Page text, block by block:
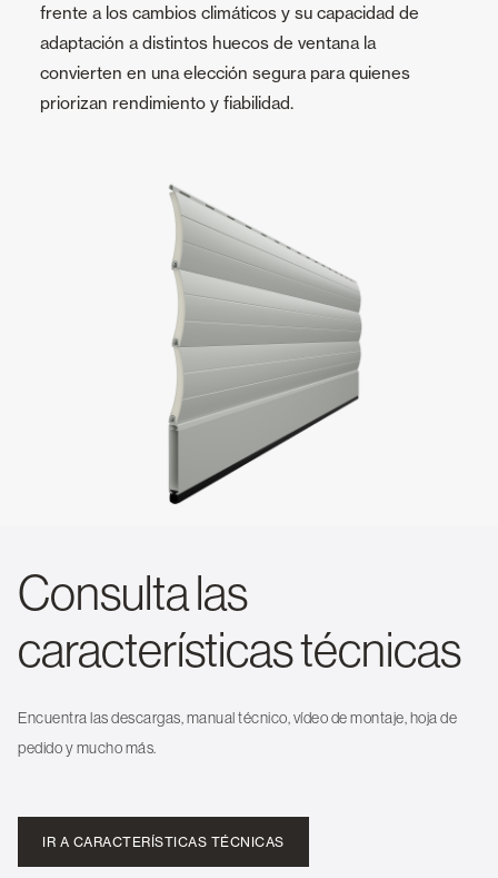
frente a los cambios climáticos y su capacidad de
adaptación a distintos huecos de ventana la
convierten en una elección segura para quienes
priorizan rendimiento y fiabilidad.
Consulta las
características técnicas
Encuentra las descargas, manual técnico, vídeo de montaje, hoja de
pedido y mucho más.
IR A CARACTERÍSTICAS TÉCNICAS